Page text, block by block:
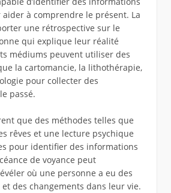
à comprendre le présent. La
une rétrospective sur le
qui explique leur réalité
médiums peuvent utiliser des
la cartomancie, la lithothérapie,
pour collecter des
passé.
que des méthodes telles que
rêves et une lecture psychique
pour identifier des informations
de voyance peut
où une personne a eu des
des changements dans leur vie.